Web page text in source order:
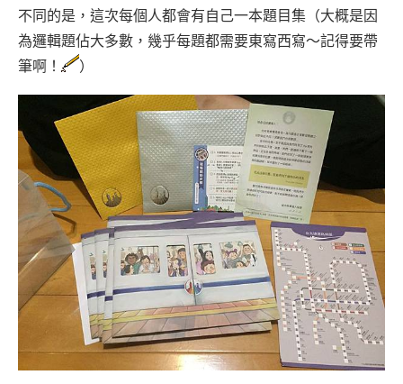
不同的是，這次每個人都會有自己一本題目集（大概是因
為邏輯題佔大多數，幾乎每題都需要東寫西寫～記得要帶
筆啊！
）